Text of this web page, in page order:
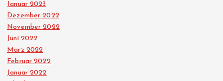
Januar 2023
Dezember 2022
November 2022
Juni 2022
März 2022
Februar 2022
Januar 2022